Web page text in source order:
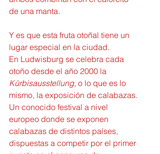
de una manta.
Y es que esta fruta otoñal tiene un
lugar especial en la ciudad.
En Ludwisburg se celebra cada
otoño desde el año 2000 la
Kürbisausstellung, o lo que es lo
mismo, la exposición de calabazas.
Un conocido festival a nivel
europeo donde se exponen
calabazas de distintos países,
dispuestas a competir por el primer